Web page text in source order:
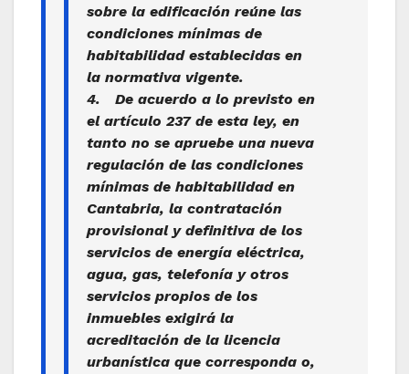
sobre la edificación reúne las
condiciones mínimas de
habitabilidad establecidas en
la normativa vigente.
4. De acuerdo a lo previsto en
el artículo 237 de esta ley, en
tanto no se apruebe una nueva
regulación de las condiciones
mínimas de habitabilidad en
Cantabria, la contratación
provisional y definitiva de los
servicios de energía eléctrica,
agua, gas, telefonía y otros
servicios propios de los
inmuebles exigirá la
acreditación de la licencia
urbanística que corresponda o,